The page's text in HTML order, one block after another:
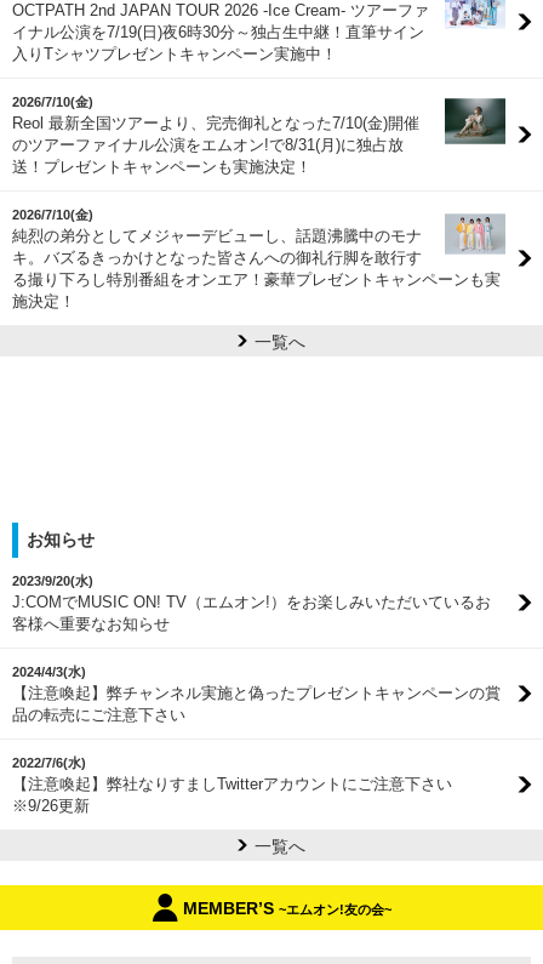
OCTPATH 2nd JAPAN TOUR 2026 -Ice Cream- ツアーファ
イナル公演を7/19(日)夜6時30分～独占生中継！直筆サイン
入りTシャツプレゼントキャンペーン実施中！
2026/7/10(金)
Reol 最新全国ツアーより、完売御礼となった7/10(金)開催
のツアーファイナル公演をエムオン!で8/31(月)に独占放
送！プレゼントキャンペーンも実施決定！
2026/7/10(金)
純烈の弟分としてメジャーデビューし、話題沸騰中のモナ
キ。バズるきっかけとなった皆さんへの御礼行脚を敢行す
る撮り下ろし特別番組をオンエア！豪華プレゼントキャンペーンも実
施決定！
一覧へ
お知らせ
2023/9/20(水)
J:COMでMUSIC ON! TV（エムオン!）をお楽しみいただいているお
客様へ重要なお知らせ
2024/4/3(水)
【注意喚起】弊チャンネル実施と偽ったプレゼントキャンペーンの賞
品の転売にご注意下さい
2022/7/6(水)
【注意喚起】弊社なりすましTwitterアカウントにご注意下さい
※9/26更新
一覧へ
MEMBER’S ~エムオン!友の会~